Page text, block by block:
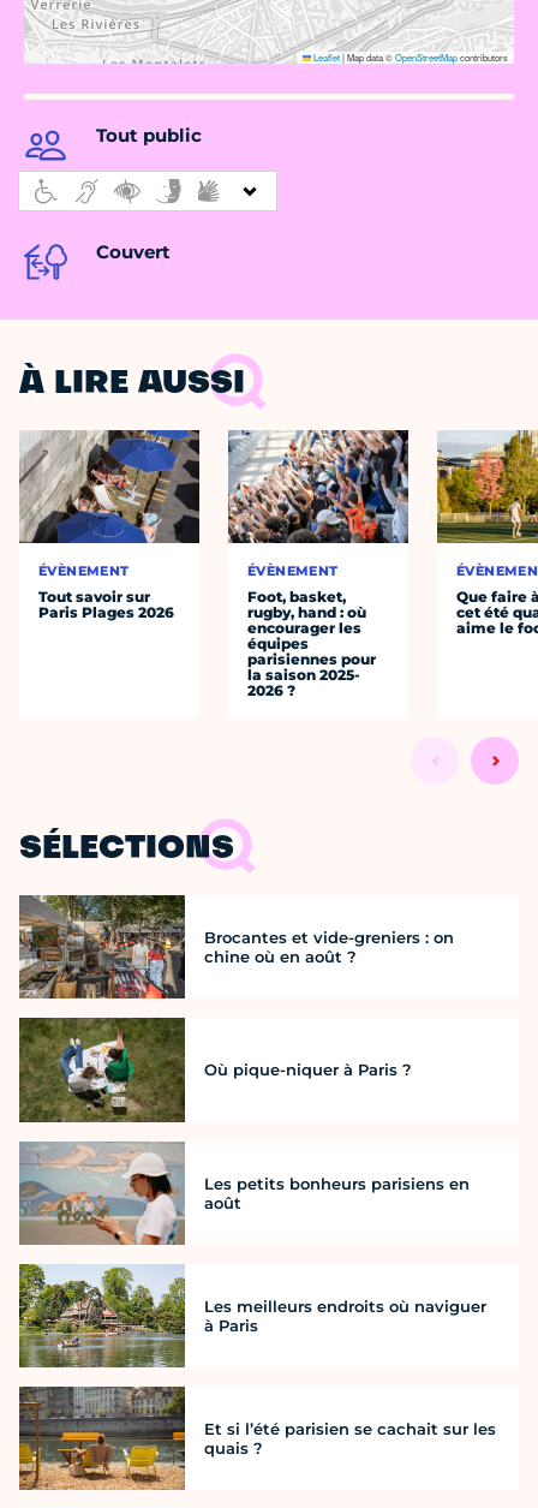
Leaflet|Map data ©OpenStreetMapcontributors
Tout public
Couvert
À LIRE AUSSI
ÉVÈNEMENT
Tout savoir sur
Paris Plages 2026
ÉVÈNEMENT
Foot, basket,
rugby, hand : où
encourager les
équipes
parisiennes pour
la saison 2025-
2026 ?
Que faire
cet été
aime le
SÉLECTIONS
Brocantes et vide-greniers : on
chine où en août ?
Où pique-niquer à Paris ?
Les petits bonheurs parisiens en
août
Les meilleurs endroits où naviguer
à Paris
Et si l’été parisien se cachait sur les
quais ?